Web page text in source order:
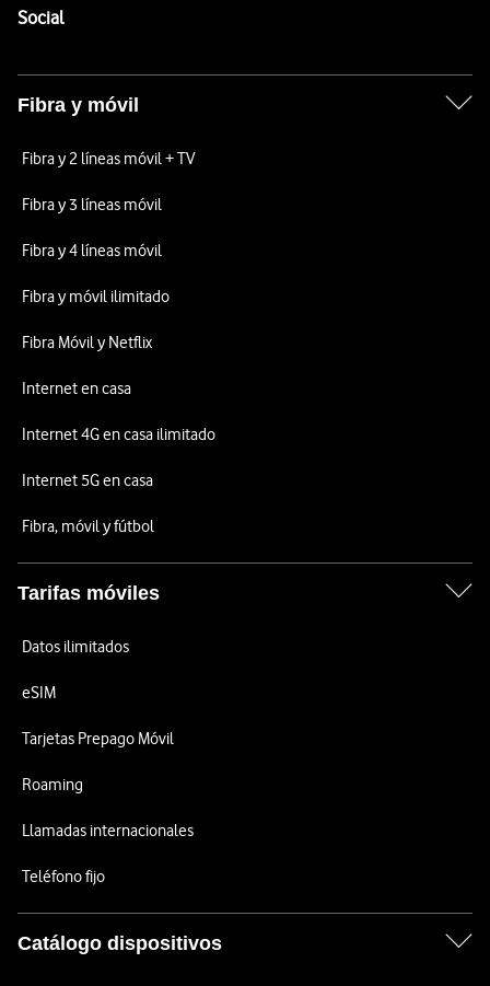
SocialEnlaces a las redes sociales de Vodafone
Fibra y móvil
Fibra y 2 líneas móvil + TV
Fibra y 3 líneas móvil
Fibra y 4 líneas móvil
Fibra y móvil ilimitado
Fibra Móvil y Netflix
Internet en casa
Internet 4G en casa ilimitado
Internet 5G en casa
Fibra, móvil y fútbol
Tarifas móviles
Datos ilimitados
eSIM
Tarjetas Prepago Móvil
Roaming
Llamadas internacionales
Teléfono fijo
Catálogo dispositivos